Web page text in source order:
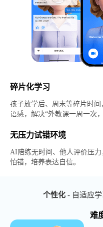
碎片化学习
孩子放学后、周末等碎片时
语感，解决“外教课一周一次
无压力试错环境
AI陪练无时间、他人评价压
怕错，培养表达自信。
个性化 - 自适应
难